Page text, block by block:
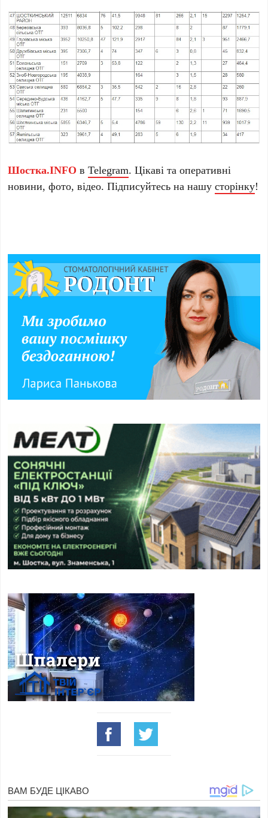
Шостка.INFO вTelegram. Цікаві та оперативні
новини, фото, відео. Підписуйтесь на нашусторінку!